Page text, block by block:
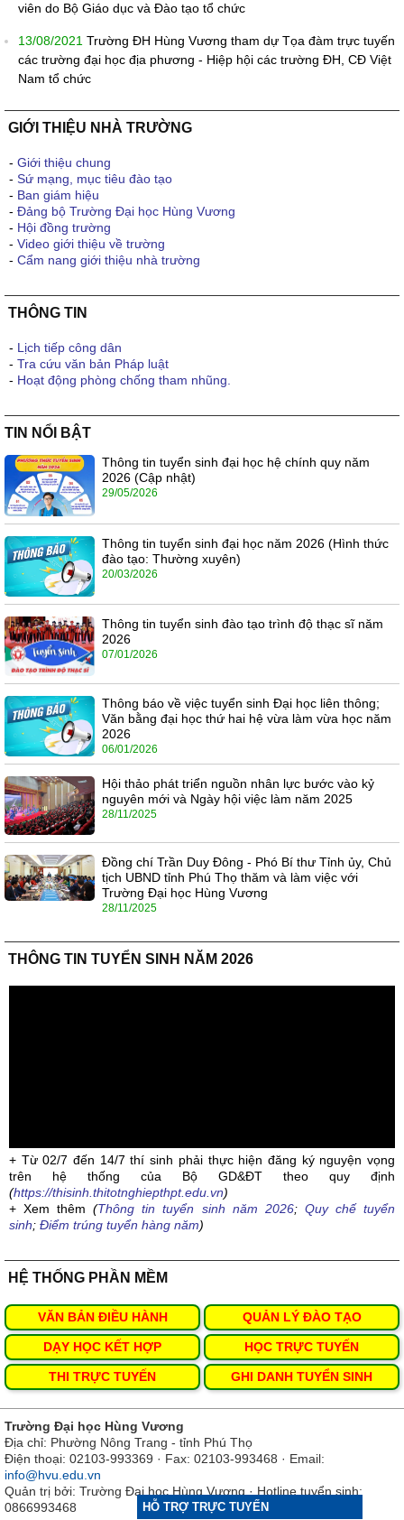
viên do Bộ Giáo dục và Đào tạo tổ chức
13/08/2021 Trường ĐH Hùng Vương tham dự Tọa đàm trực tuyến
các trường đại học địa phương - Hiệp hội các trường ĐH, CĐ Việt
Nam tổ chức
GIỚI THIỆU NHÀ TRƯỜNG
- Giới thiệu chung
- Sứ mạng, mục tiêu đào tạo
- Ban giám hiệu
- Đảng bộ Trường Đại học Hùng Vương
- Hội đồng trường
- Video giới thiệu về trường
- Cẩm nang giới thiệu nhà trường
THÔNG TIN
- Lịch tiếp công dân
- Tra cứu văn bản Pháp luật
- Hoạt động phòng chống tham nhũng.
TIN NỔI BẬT
Thông tin tuyển sinh đại học hệ chính quy năm
2026 (Cập nhật)
29/05/2026
Thông tin tuyển sinh đại học năm 2026 (Hình thức
đào tạo: Thường xuyên)
20/03/2026
Thông tin tuyển sinh đào tạo trình độ thạc sĩ năm
2026
07/01/2026
Thông báo về việc tuyển sinh Đại học liên thông;
Văn bằng đại học thứ hai hệ vừa làm vừa học năm
2026
06/01/2026
Hội thảo phát triển nguồn nhân lực bước vào kỷ
nguyên mới và Ngày hội việc làm năm 2025
28/11/2025
Đồng chí Trần Duy Đông - Phó Bí thư Tỉnh ủy, Chủ
tịch UBND tỉnh Phú Thọ thăm và làm việc với
Trường Đại học Hùng Vương
28/11/2025
THÔNG TIN TUYỂN SINH NĂM 2026
+ Từ 02/7 đến 14/7 thí sinh phải thực hiện đăng ký nguyện vọng
trên hệ thống của Bộ GD&ĐT theo quy định
(https://thisinh.thitotnghiepthpt.edu.vn)
+ Xem thêm(Thông tin tuyển sinh năm 2026; Quy chế tuyển
sinh; Điểm trúng tuyển hàng năm)
HỆ THỐNG PHẦN MỀM
VĂN BẢN ĐIỀU HÀNH QUẢN LÝ ĐÀO TẠO
DẠY HỌC KẾT HỢP HỌC TRỰC TUYẾN
THI TRỰC TUYẾN GHI DANH TUYỂN SINH
Trường Đại học Hùng Vương
Địa chỉ: Phường Nông Trang - tỉnh Phú Thọ
Điện thoại: 02103-993369 · Fax: 02103-993468 · Email:
info@hvu.edu.vn
Quản trị bởi: Trường Đại học Hùng Vương · Hotline tuyển sinh:
0866993468
HỖ TRỢ TRỰC TUYẾN